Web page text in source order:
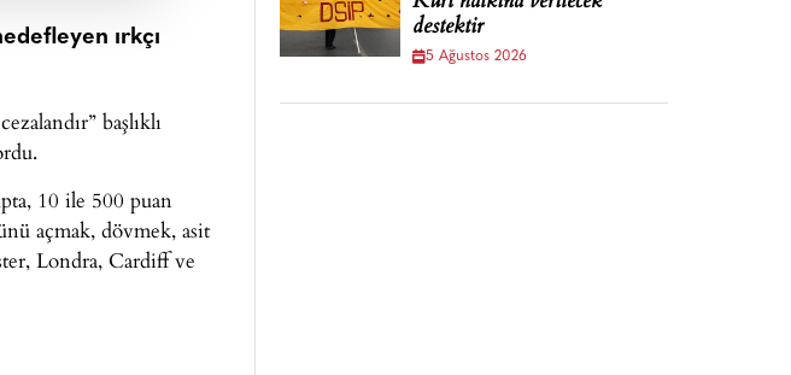
ırkçı
başlıklı
10 ile 500 puan
açmak, dövmek, asit
Londra, Cardiff ve
destektir
5 Ağustos 2026